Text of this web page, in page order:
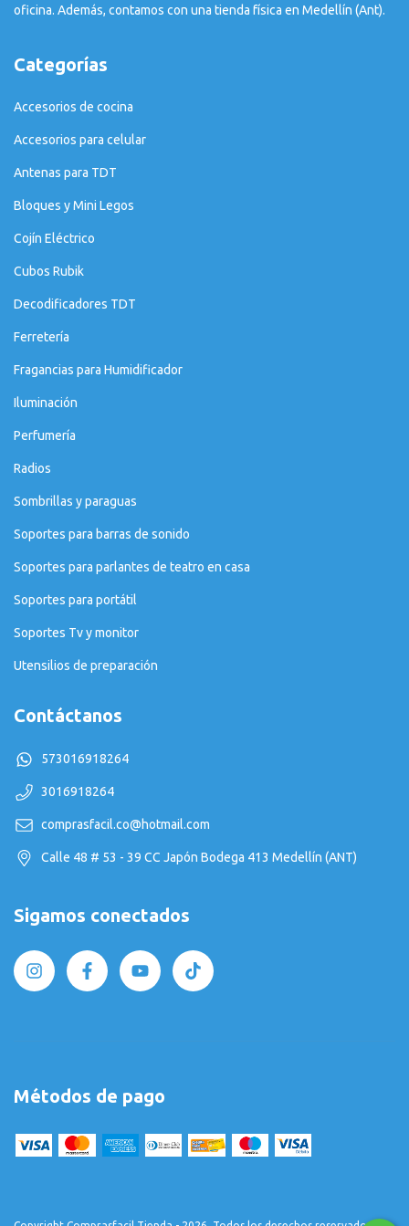
oficina. Además, contamos con una tienda física en Medellín (Ant).
Categorías
Accesorios de cocina
Accesorios para celular
Antenas para TDT
Bloques y Mini Legos
Cojín Eléctrico
Cubos Rubik
Decodificadores TDT
Ferretería
Fragancias para Humidificador
Iluminación
Perfumería
Radios
Sombrillas y paraguas
Soportes para barras de sonido
Soportes para parlantes de teatro en casa
Soportes para portátil
Soportes Tv y monitor
Utensilios de preparación
Contáctanos
573016918264
3016918264
comprasfacil.co@hotmail.com
Calle 48 # 53 - 39 CC Japón Bodega 413 Medellín (ANT)
Sigamos conectados
Métodos de pago